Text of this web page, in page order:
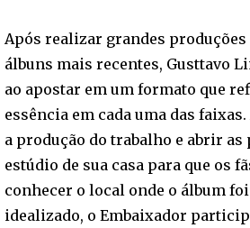
Após realizar grandes produções
álbuns mais recentes, Gusttavo
ao apostar em um formato que
essência em cada uma das
a produção do trabalho e abrir as
estúdio de sua casa para que os
conhecer o local onde o álbum
idealizado, o Embaixador